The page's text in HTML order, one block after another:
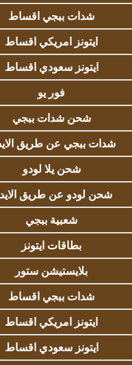
شدات ببجي اقساط
ايتونز امريكي اقساط
ايتونز سعودي اقساط
فور يو
شحن شدات ببجي
شدات ببجي عن طريق
شحن يلا لودو
شحن لودو عن طريق
شعبية ببجي
بطاقات ايتونز
بلايستيشن ستور
شدات ببجي اقساط
ايتونز امريكي اقساط
ايتونز سعودي اقساط